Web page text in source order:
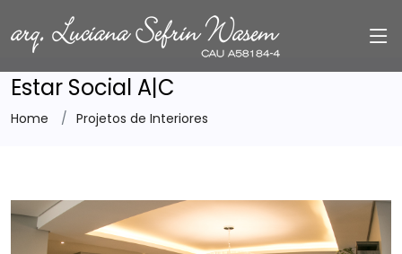
Estar Social A|C
Home Projetos de Interiores